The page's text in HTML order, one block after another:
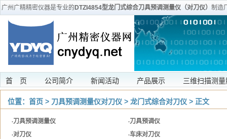
广州广精精密仪器是专业的 DTZI4854型龙门式综合刀具预调测量仪（对刀仪） 制造
型龙门式综合刀具预调测量仪（对刀仪
首 页 公司简介 新闻活动 产品展示 三维扫描测
位置： 首页 > 刀具预调测量仪对刀仪 > 龙门式综合对刀仪 > 正文
·刀具预调测量仪 ·刀具预调仪
·对刀仪 ·车床对刀仪